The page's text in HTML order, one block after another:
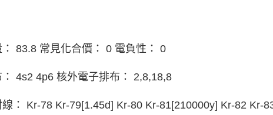
83.8 常見化合價： 0 電負性： 0
4s2 4p6 核外電子排布： 2,8,18,8
線： Kr-78 Kr-79[1.45d] Kr-80 Kr-81[210000y] Kr-82 Kr-